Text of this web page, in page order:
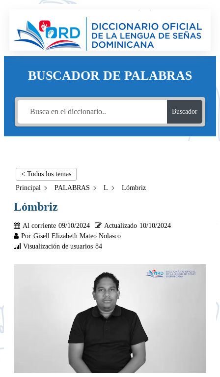
BUSCADOR DE PALABRAS
Buscador
< Todos los temas
Principal
PALABRAS L Lómbriz
Lómbriz
Al corriente 09/10/2024 Actualizado 10/10/2024
Por Gisell Elizabeth Mateo Nolasco
Visualización de usuarios 84